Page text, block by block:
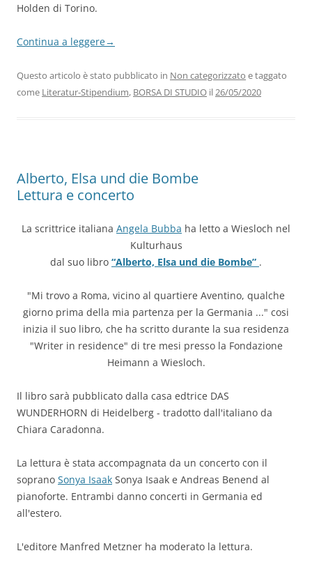
Holden di Torino.
Continua a leggere→
Questo articolo è stato pubblicato in Non categorizzato e taggato
come Literatur-Stipendium, BORSA DI STUDIO il26/05/2020
Alberto, Elsa und die Bombe
Lettura e concerto
La scrittrice italiana Angela Bubba ha letto a Wiesloch nel
Kulturhaus
dal suo libro “Alberto, Elsa und die Bombe” .
"Mi trovo a Roma, vicino al quartiere Aventino, qualche
giorno prima della mia partenza per la Germania ..." cosi
inizia il suo libro, che ha scritto durante la sua residenza
"Writer in residence" di tre mesi presso la Fondazione
Heimann a Wiesloch.
Il libro sarà pubblicato dalla casa edtrice DAS
WUNDERHORN di Heidelberg - tradotto dall'italiano da
Chiara Caradonna.
La lettura è stata accompagnata da un concerto con il
soprano Sonya Isaak Sonya Isaak e Andreas Benend al
pianoforte. Entrambi danno concerti in Germania ed
all'estero.
L'editore Manfred Metzner ha moderato la lettura.